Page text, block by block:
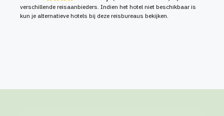
verschillende reisaanbieders. Indien het hotel niet beschikbaar is
kun je alternatieve hotels bij deze reisbureaus bekijken.